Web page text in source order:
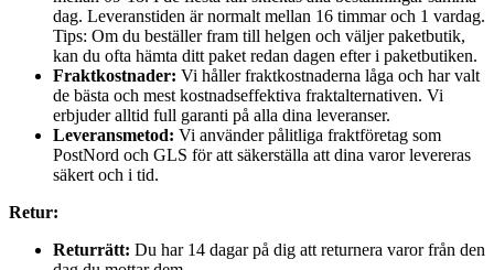
dag. Leveranstiden är normalt mellan 16 timmar och 1 vardag.
Tips: Om du beställer fram till helgen och väljer paketbutik,
kan du ofta hämta ditt paket redan dagen efter i paketbutiken.
Fraktkostnader: Vi håller fraktkostnaderna låga och har valt
de bästa och mest kostnadseffektiva fraktalternativen. Vi
erbjuder alltid full garanti på alla dina leveranser.
Leveransmetod: Vi använder pålitliga fraktföretag som
PostNord och GLS för att säkerställa att dina varor levereras
säkert och i tid.
Retur:
Returrätt: Du har 14 dagar på dig att returnera varor från den